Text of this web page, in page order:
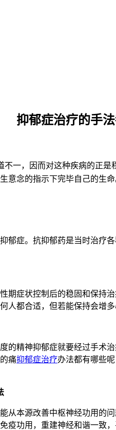
抑郁症治疗的手
不一，因而对这种疾病的正是
念的指示下完毕自己的生
症。抗抑郁药是当时治疗
状控制后的稳固和保持
都合适，但若能保持会增
精神抑郁症就要经过手术
痛抑郁症治疗办法都有哪些
本源改善中枢神经功用的
功用，重建神经和谐一致